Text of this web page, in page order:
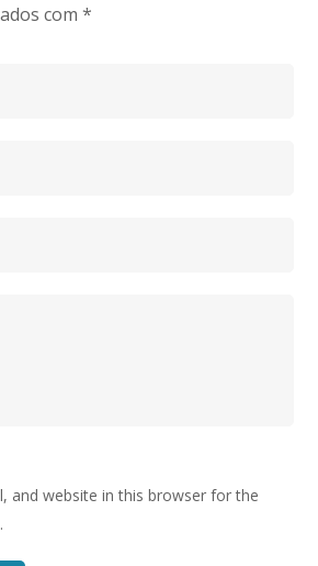
com*
and website in this browser for the